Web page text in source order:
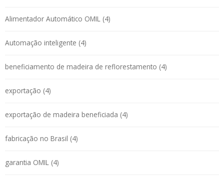
Alimentador Automático OMIL (4)
Automação inteligente (4)
beneficiamento de madeira de reflorestamento (4)
exportação (4)
exportação de madeira beneficiada (4)
fabricação no Brasil (4)
garantia OMIL (4)